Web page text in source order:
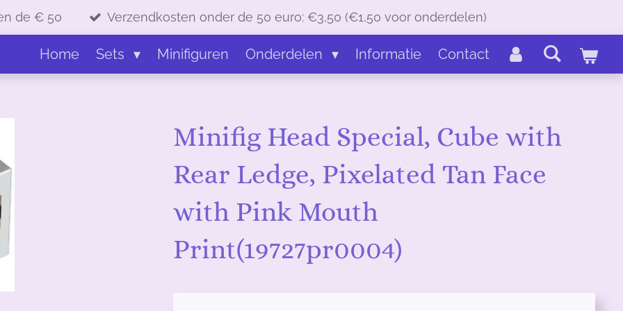
de € 50 Verzendkosten onder de 50 euro: €3,50 (€1,50 voor onderdelen)
Home Sets Minifiguren Onderdelen Informatie Contact
Minifig Head Special, Cube with
Rear Ledge, Pixelated Tan Face
with Pink Mouth
Print(19727pr0004)